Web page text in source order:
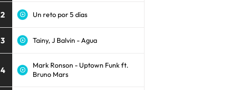
2 Un reto por 5 días
3 Tainy, J Balvin - Agua
4
Mark Ronson - Uptown Funk ft.
Bruno Mars